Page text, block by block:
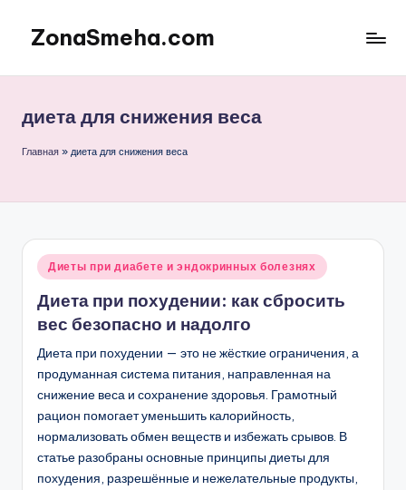
Перейти
содержимому
ZonaSmeha.com
питание
диета для снижения веса
Главная » диета для снижения веса
Опубликовано
Диеты при диабете и эндокринных болезнях
Диета при похудении: как сбросить
вес безопасно и надолго
Диета при похудении — это не жёсткие ограничения, а
продуманная система питания, направленная на
снижение веса и сохранение здоровья. Грамотный
рацион помогает уменьшить калорийность,
нормализовать обмен веществ и избежать срывов. В
статье разобраны основные принципы диеты для
похудения, разрешённые и нежелательные продукты,